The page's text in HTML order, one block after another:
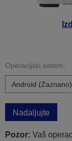
Operacijski sistem:
Nadaljujte
Pozor: Vaš